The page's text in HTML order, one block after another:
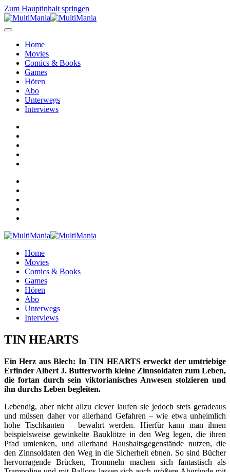
Zum Hauptinhalt springen
Home
Movies
Comics & Books
Games
Hören
Abo
Unterwegs
Interviews
Home
Movies
Comics & Books
Games
Hören
Abo
Unterwegs
Interviews
TIN HEARTS
Ein Herz aus Blech: In TIN HEARTS erweckt der umtriebige
Erfinder Albert J. Butterworth kleine Zinnsoldaten zum Leben,
die fortan durch sein viktorianisches Anwesen stolzieren und
ihn durchs Leben begleiten.
Lebendig, aber nicht allzu clever laufen sie jedoch stets geradeaus
und müssen daher vor allerhand Gefahren – wie etwa unheimlich
hohe Tischkanten – bewahrt werden. Hierfür kann man ihnen
beispielsweise gewinkelte Bauklötze in den Weg legen, die ihren
Pfad umlenken, und allerhand Haushaltsgegenstände nutzen, die
den Zinnsoldaten den Weg in die Sicherheit ebnen. So sind Bücher
hervorragende Brücken, Trommeln machen sich fantastisch als